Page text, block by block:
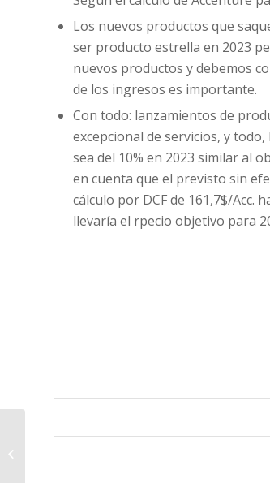
Los nuevos productos que
ser producto estrella en 2023
nuevos productos y debemos
de los ingresos es importante.
Con todo: lanzamientos de
excepcional de servicios, y
sea del 10% en 2023 similar al
en cuenta que el previsto sin
cálculo por DCF de 161,7$/Acc.
llevaría el rpecio objetivo para